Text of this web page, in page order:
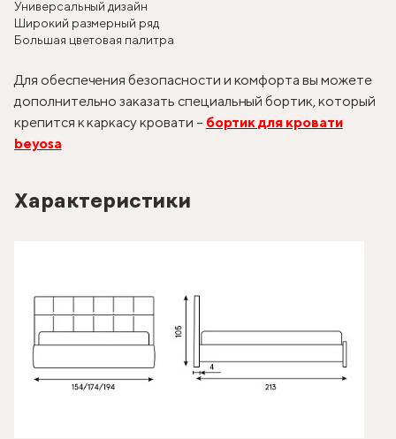
Универсальный дизайн
Широкий размерный ряд
Большая цветовая палитра
Для обеспечения безопасности и комфорта вы можете
дополнительно заказать специальный бортик, который
крепится к каркасу кровати – бортик для кровати
beyosa
Характеристики